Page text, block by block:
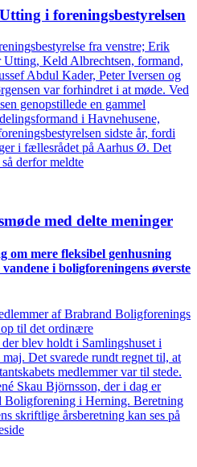
i forenings­bestyrelsen
fra venstre; Erik
Utting, Keld Albrechtsen, formand,
Abdul Kader, Peter Iversen og
var forhindret i at møde. Ved
genopstillede en gammel
i Havnehusene,
sidste år, fordi
i fællesrådet på Aarhus Ø. Det
derfor meldte
med delte meninger
om mere fleksibel genhusning
i bolig­foreningens øverste
af Brabrand Boligforenings
til det ordinære
blev holdt i Samlingshuset i
Det svarede rundt regnet til, at
medlemmer var til stede.
Skau Björnsson, der i dag er
Boligforening i Herning. Beretning
skriftlige årsberetning kan ses på